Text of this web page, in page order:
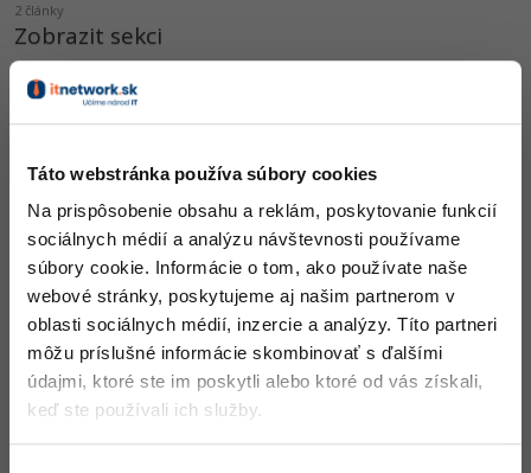
Táto webstránka používa súbory cookies
Na prispôsobenie obsahu a reklám, poskytovanie funkcií
sociálnych médií a analýzu návštevnosti používame
súbory cookie. Informácie o tom, ako používate naše
webové stránky, poskytujeme aj našim partnerom v
oblasti sociálnych médií, inzercie a analýzy. Títo partneri
môžu príslušné informácie skombinovať s ďalšími
údajmi, ktoré ste im poskytli alebo ktoré od vás získali,
keď ste používali ich služby.
2 články
Zobrazit sekci
ZADARMO
3D grafika
19 článkov
Zobrazit sekci
ZADARMO